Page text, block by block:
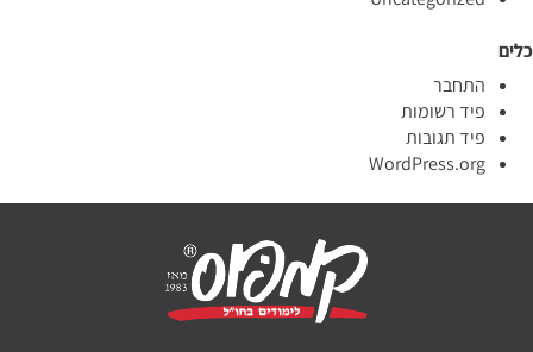
כלים
התחבר
פיד רשומות
פיד תגובות
WordPress.org